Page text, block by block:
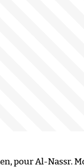
pour Al-Nassr.